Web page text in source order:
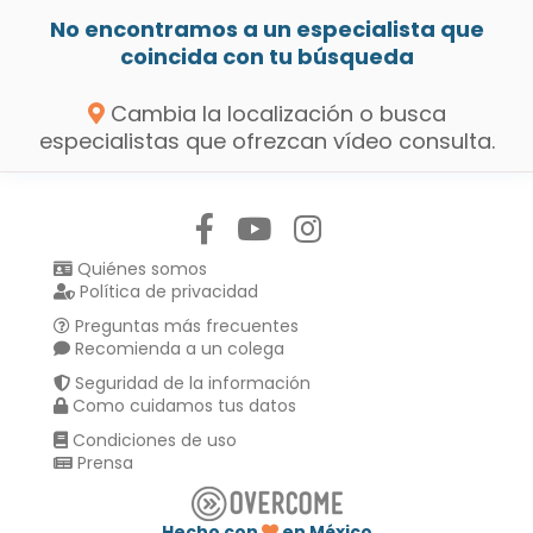
No encontramos a un especialista que
coincida con tu búsqueda
Cambia la localización o busca
especialistas que ofrezcan vídeo consulta.
Quiénes somos
Política de privacidad
Preguntas más frecuentes
Recomienda a un colega
Seguridad de la información
Como cuidamos tus datos
Condiciones de uso
Prensa